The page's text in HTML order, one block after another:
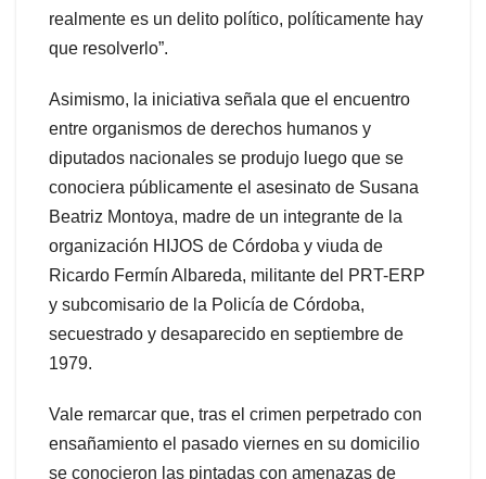
realmente es un delito político, políticamente hay
que resolverlo”.
Asimismo, la iniciativa señala que el encuentro
entre organismos de derechos humanos y
diputados nacionales se produjo luego que se
conociera públicamente el asesinato de Susana
Beatriz Montoya, madre de un integrante de la
organización HIJOS de Córdoba y viuda de
Ricardo Fermín Albareda, militante del PRT-ERP
y subcomisario de la Policía de Córdoba,
secuestrado y desaparecido en septiembre de
1979.
Vale remarcar que, tras el crimen perpetrado con
ensañamiento el pasado viernes en su domicilio
se conocieron las pintadas con amenazas de